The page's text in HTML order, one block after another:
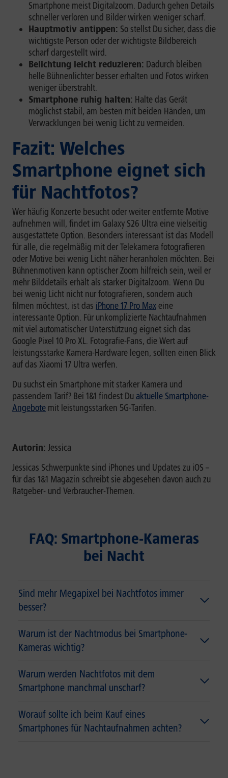
Smartphone meist Digitalzoom. Dadurch gehen Details
schneller verloren und Bilder wirken weniger scharf.
Hauptmotiv antippen: So stellst Du sicher, dass die
wichtigste Person oder der wichtigste Bildbereich
scharf dargestellt wird.
Belichtung leicht reduzieren: Dadurch bleiben
helle Bühnenlichter besser erhalten und Fotos wirken
weniger überstrahlt.
Smartphone ruhig halten: Halte das Gerät
möglichst stabil, am besten mit beiden Händen, um
Verwacklungen bei wenig Licht zu vermeiden.
Fazit: Welches
Smartphone eignet sich
für Nachtfotos?
Wer häufig Konzerte besucht oder weiter entfernte Motive
aufnehmen will, findet im Galaxy S26 Ultra eine vielseitig
ausgestattete Option. Besonders interessant ist das Modell
für alle, die regelmäßig mit der Telekamera fotografieren
oder Motive bei wenig Licht näher heranholen möchten. Bei
Bühnenmotiven kann optischer Zoom hilfreich sein, weil er
mehr Bilddetails erhält als starker Digitalzoom. Wenn Du
bei wenig Licht nicht nur fotografieren, sondern auch
filmen möchtest, ist das iPhone 17 Pro Maxeine
interessante Option. Für unkomplizierte Nachtaufnahmen
mit viel automatischer Unterstützung eignet sich das
Google Pixel 10 Pro XL. Fotografie-Fans, die Wert auf
leistungsstarke Kamera-Hardware legen, sollten einen Blick
auf das Xiaomi 17 Ultra werfen.
Du suchst ein Smartphone mit starker Kamera und
passendem Tarif? Bei 1&1 findest Du aktuelle Smartphone-
Angebote mit leistungsstarken 5G-Tarifen.
Autorin: Jessica
Jessicas Schwerpunkte sind iPhones und Updates zu iOS –
für das 1&1 Magazin schreibt sie abgesehen davon auch zu
Ratgeber- und Verbraucher-Themen.
FAQ: Smartphone-Kameras
bei Nacht
Sind mehr Megapixel bei Nachtfotos immer
besser?
Warum ist der Nachtmodus bei Smartphone-
Kameras wichtig?
Warum werden Nachtfotos mit dem
Smartphone manchmal unscharf?
Worauf sollte ich beim Kauf eines
Smartphones für Nachtaufnahmen achten?